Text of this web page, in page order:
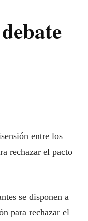
entre los
rechazar el pacto
se disponen a
para rechazar el